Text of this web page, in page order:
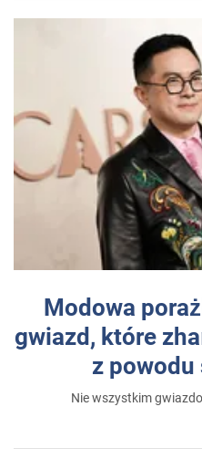
Modowa
gwiazd, które
z
Nie wszystkim